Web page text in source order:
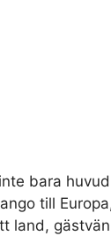
bara
till
land,